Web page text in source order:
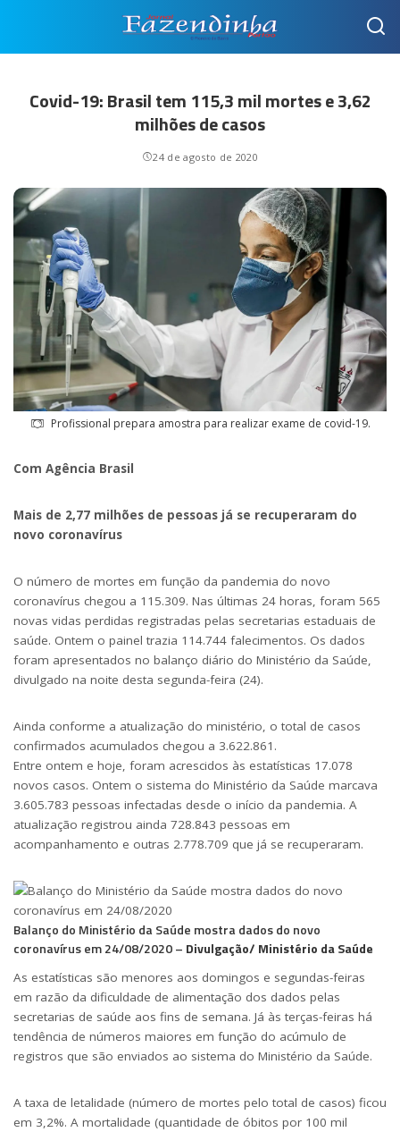
Covid-19: Brasil tem 115,3 mil mortes e 3,62
milhões de casos
24 de agosto de 2020
Profissional prepara amostra para realizar exame de covid-19.
Com Agência Brasil
Mais de 2,77 milhões de pessoas já se recuperaram do
novo coronavírus
O número de mortes em função da pandemia do novo
coronavírus chegou a 115.309. Nas últimas 24 horas, foram 565
novas vidas perdidas registradas pelas secretarias estaduais de
saúde. Ontem o painel trazia 114.744 falecimentos. Os dados
foram apresentados no balanço diário do Ministério da Saúde,
divulgado na noite desta segunda-feira (24).
Ainda conforme a atualização do ministério, o total de casos
confirmados acumulados chegou a 3.622.861.
Entre ontem e hoje, foram acrescidos às estatísticas 17.078
novos casos. Ontem o sistema do Ministério da Saúde marcava
3.605.783 pessoas infectadas desde o início da pandemia. A
atualização registrou ainda 728.843 pessoas em
acompanhamento e outras 2.778.709 que já se recuperaram.
Balanço do Ministério da Saúde mostra dados do novo
coronavírus em 24/08/2020 – Divulgação/ Ministério da Saúde
As estatísticas são menores aos domingos e segundas-feiras
em razão da dificuldade de alimentação dos dados pelas
secretarias de saúde aos fins de semana. Já às terças-feiras há
tendência de números maiores em função do acúmulo de
registros que são enviados ao sistema do Ministério da Saúde.
A taxa de letalidade (número de mortes pelo total de casos) ficou
em 3,2%. A mortalidade (quantidade de óbitos por 100 mil